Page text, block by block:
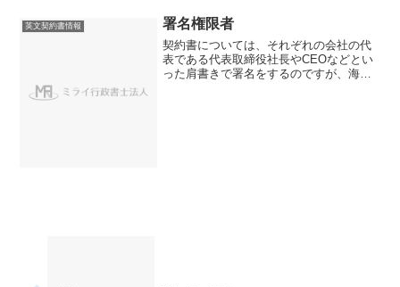
英文契約書情報 署名権限者
契約書については、それぞれの会社の代
表である代表取締役社長やCEOなどとい
った肩書きで署名をするのですが、海外